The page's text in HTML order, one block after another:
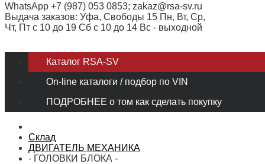
WhatsApp +7 (987) 053 0853; zakaz@rsa-sv.ru
Выдача заказов: Уфа, Свободы 15 Пн, Вт, Ср,
Чт, Пт с 10 до 19 Сб с 10 до 14 Вс - выходной
Каталог RSA-SV
On-line каталоги / подбор по VIN
ПОДРОБНЕЕ о том как сделать покупку
Склад
ДВИГАТЕЛЬ МЕХАНИКА
- ГОЛОВКИ БЛОКА -